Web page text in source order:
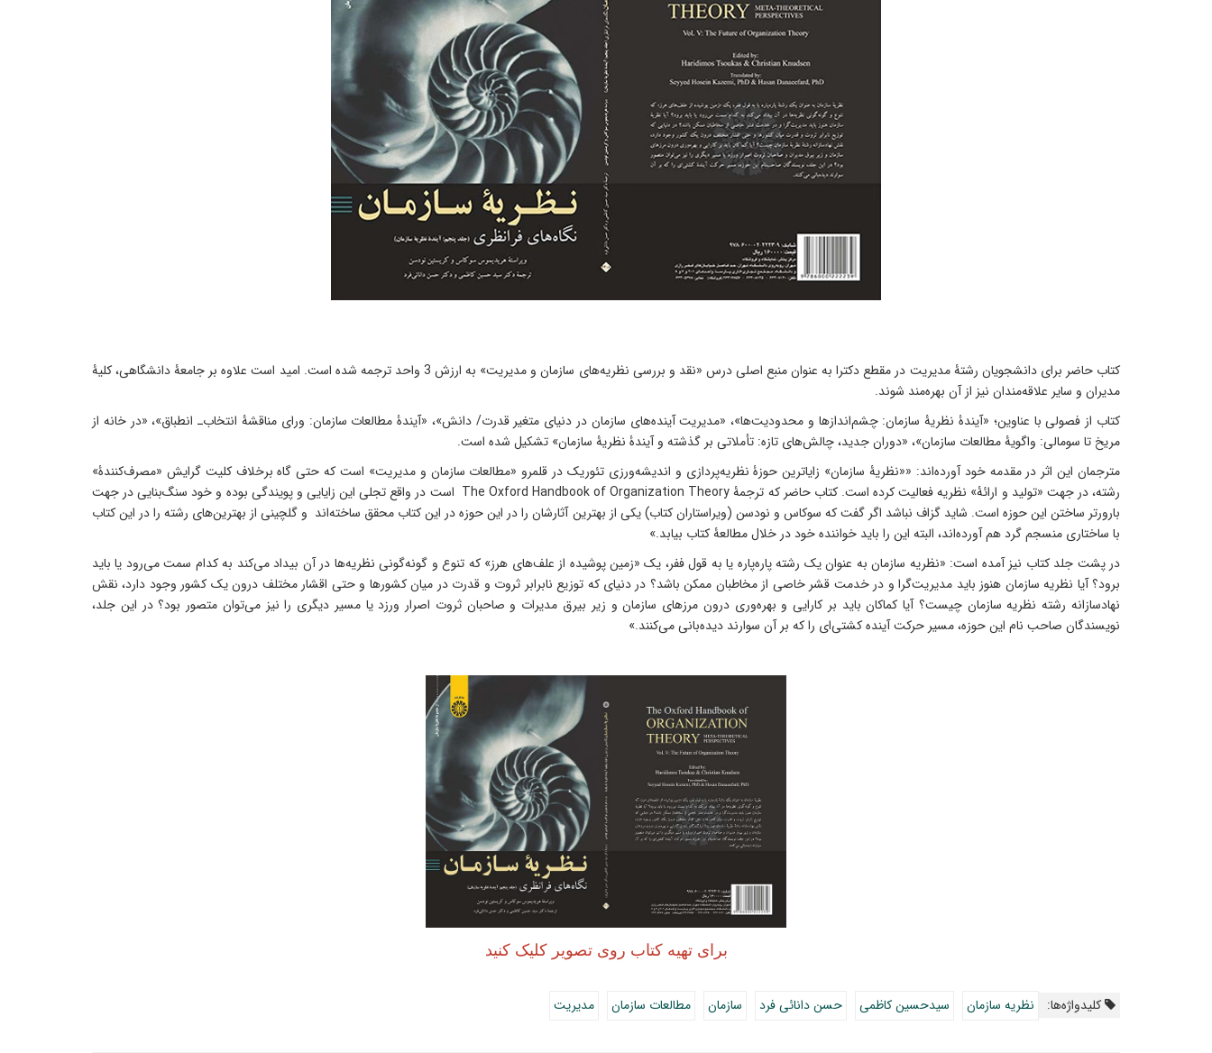
کتاب حاضر برای دانشجویان رشتۀ مدیریت در مقطع دکترا به عنوان منبع اصلی درس «نقد و بررسی نظریه‌های سازمان و مدیریت» به ارزش 3 واحد ترجمه شده است. امید است علاوه بر جامعۀ دانشگاهی، کلیۀ
مدیران و سایر علاقه‌مندان نیز از آن بهره‌مند شوند.
کتاب از فصولی با عناوین؛ «آیندۀ نظریۀ سازمان: چشم‌‌اندازها و محدودیت‌‌ها»، «مدیریت آینده‌‌های سازمان در دنیای متغیر قدرت/ دانش»، «آیندۀ مطالعات سازمان: ورای مناقشۀ انتخاب‌ـ انطباق»، «در خانه از
مریخ تا سومالی: واگویۀ مطالعات سازمان»، «دوران جدید، چالش‌‌های تازه: تأملاتی بر گذشته و آیندۀ نظریۀ سازمان» تشکیل شده است.
مترجمان این اثر در مقدمه خود آورده‌اند: ««نظریۀ سازمان» زایاترین حوزۀ نظریه‌پردازی و اندیشه‌ورزی تئوریک در قلمرو «مطالعات سازمان و مدیریت» است که حتی گاه برخلاف کلیت گرایش «مصرف‌کنندۀ»
رشته، در جهت «تولید و ارائۀ» نظریه فعالیت کرده است. کتاب حاضر که ترجمۀ The Oxford Handbook of Organization Theory است در واقع تجلی این زایایی و پویندگی بوده و خود سنگ‌‌بنایی در جهت
بارورتر ساختن این حوزه است. شاید گزاف نباشد اگر گفت که سوکاس و نودسن (ویراستاران کتاب) یکی از بهترین آثارشان را در این حوزه در این کتاب محقق ساخته‌‌اند و گلچینی از بهترین‌‌های رشته را در این کتاب
با ساختاری منسجم گرد هم آورده‌‌اند، البته این را باید خواننده خود در خلال مطالعۀ کتاب بیابد.»
در پشت جلد کتاب نیز آمده است:‌ «نظریه سازمان به عنوان یک رشته پاره‌پاره یا به قول ففر، یک «زمین پوشیده از علف‌های هرز» که تنوع و گونه‌گونی نظریه‌ها در آن بیداد می‌کند به کدام سمت می‌رود یا باید
برود؟ آیا نظریه سازمان هنوز باید مدیریت‌گرا و در خدمت قشر خاصی از مخاطبان ممکن باشد؟ در دنیای که توزیع نابرابر ثروت و قدرت در میان کشورها و حتی اقشار مختلف درون یک کشور وجود دارد، نقش
نهادسازانه رشته نظریه سازمان چیست؟ آیا کماکان باید بر کارایی و بهره‌وری درون مرزهای سازمان و زیر بیرق مدیرات و صاحبان ثروت اصرار ورزد یا مسیر دیگری را نیز می‌توان متصور بود؟ در این جلد،
نویسندگان صاحب نام این حوزه، مسیر حرکت آینده کشتی‌ای را که بر آن سوارند دیده‌بانی می‌کنند.»
برای تهیه کتاب روی تصویر کلیک کنید
کلیدواژه‌ها: نظریه سازمان سیدحسین کاظمی حسن دانائی فرد سازمان مطالعات سازمان مدیریت